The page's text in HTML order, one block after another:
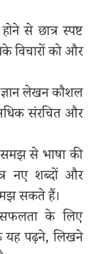
से छात्र स्पष्ट
विचारों को और
लेखन कौशल
संरचित और
समझ से भाषा की
नए शब्दों और
सकते हैं।
के लिए
यह पढ़ने, लिखने